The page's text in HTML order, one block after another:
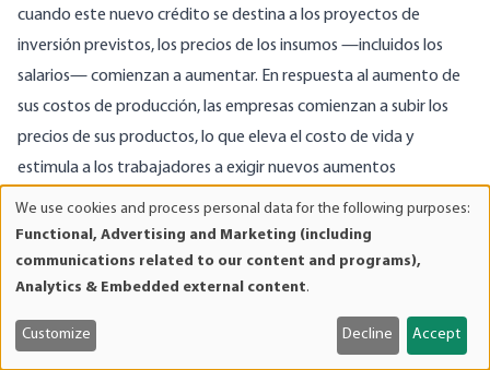
cuando este nuevo crédito se destina a los proyectos de
inversión previstos, los precios de los insumos —incluidos los
salarios— comienzan a aumentar. En respuesta al aumento de
sus costos de producción, las empresas comienzan a subir los
precios de sus productos, lo que eleva el costo de vida y
estimula a los trabajadores a exigir nuevos aumentos
salariales.
Esto, a su vez, eleva aún más los costos de producción
y los precios de los productos, precipitando una espiral de
salarios y precios potencialmente explosiva que conduce a una
inflación galopante.35
La teoría anterior es profunda y totalmente errónea y ha sido
refutada una y otra vez por economistas austriacos y
and
cookies
We use cookies and process personal data for the following purposes:
Functional, Advertising and Marketing (including
communications related to our content and programs),
Analytics & Embedded external content.
Customize Decline Accept